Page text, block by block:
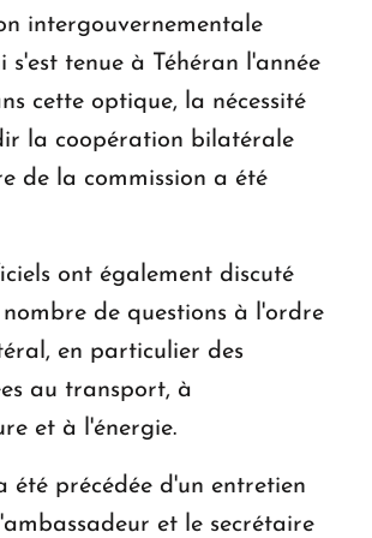
intergouvernementale
s'est tenue à Téhéran l'année
cette optique, la nécessité
la coopération bilatérale
de la commission a été
ont également discuté
de questions à l'ordre
en particulier des
au transport, à
et à l'énergie.
été précédée d'un entretien
et le secrétaire